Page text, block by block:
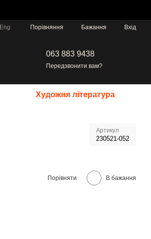
Eng Порівняння Бажання Вхід
063 883 9438
Передзвонити вам?
Художня література
Артикул
230521-052
Порівняти В бажання